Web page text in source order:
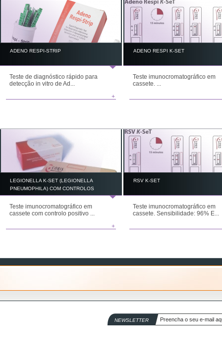
ADENO RESPI-STRIP
Teste de diagnóstico rápido para
detecção in vitro de Ad...
+
ADENO RESPI K-SET
Teste imunocromatográfico em
cassete. ...
LEGIONELLA K-SET (LEGIONELLA
PNEUMOPHILA) COM CONTROLOS
Teste imunocromatográfico em
cassete com controlo positivo ...
+
RSV K-SET
Teste imunocromatográfico em
cassete. Sensibilidade: 96% E...
NEWSLETTER